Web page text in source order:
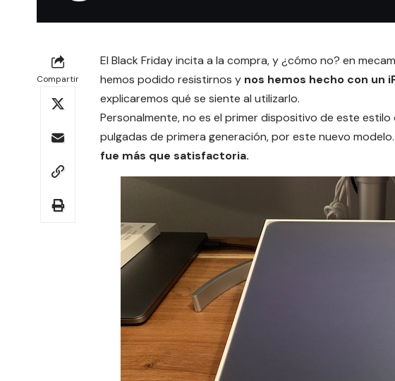
Compartir
El Black Fridayincita a la compra, y ¿cómo no? en
hemos podido resistirnos y nos hemos hecho con un
explicaremos qué se siente al utilizarlo.
Personalmente, no es el primer dispositivo de este estilo
pulgadas de primera generación, por este nuevo modelo.
fue más que satisfactoria.